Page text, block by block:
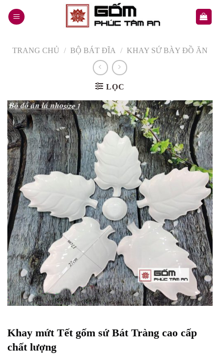
TRANG CHỦ / BỘ BÁT ĐĨA / KHAY SỨ BÀY ĐỒ ĂN
LỌC
Khay mứt Tết gốm sứ Bát Tràng cao cấp
chất lượng